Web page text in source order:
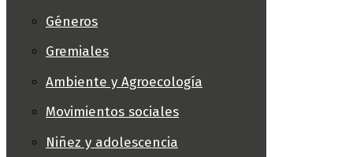
Géneros
Gremiales
Ambiente y Agroecología
Movimientos sociales
Niñez y adolescencia